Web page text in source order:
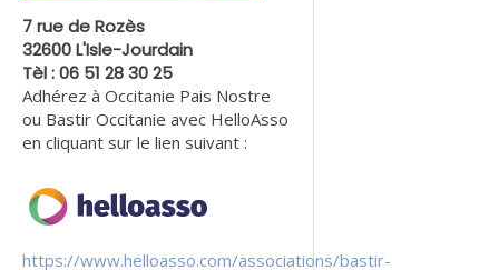
7 rue de Rozès
32600 L'Isle-Jourdain
Tèl : 06 51 28 30 25
Adhérez à Occitanie Pais Nostre
ou Bastir Occitanie avec HelloAsso
en cliquant sur le lien suivant :
https://www.helloasso.com/associations/bastir-